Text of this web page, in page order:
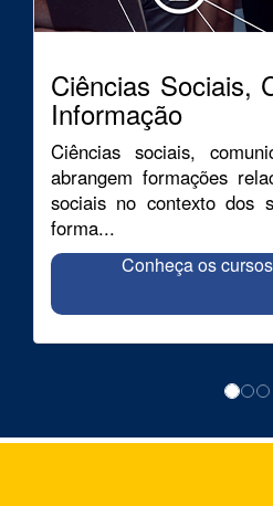
Ciências Sociais,
Informação
Ciências sociais,
abrangem formações
sociais no contexto dos
forma...
Conheça os cursos